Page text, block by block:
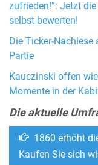
zufrieden!”: Jetzt
selbst bewerten!
Die Ticker-
Partie
Kauczinski offen
Momente in der
Die aktuelle
1860 erhöht
Kaufen Sie sich